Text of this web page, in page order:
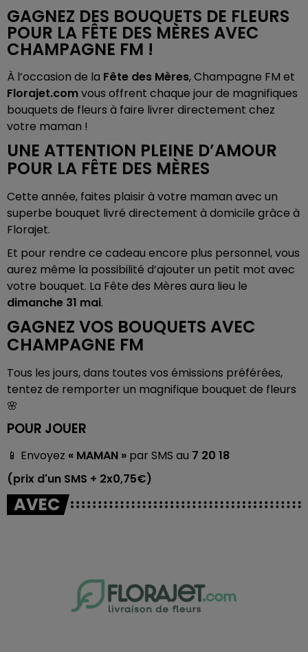
GAGNEZ DES BOUQUETS DE FLEURS
POUR LA FÊTE DES MÈRES AVEC
CHAMPAGNE FM !
À l’occasion de la Fête des Mères, Champagne FM et
Florajet.comvous offrent chaque jour de magnifiques
bouquets de fleurs à faire livrer directement chez
votre maman !
UNE ATTENTION PLEINE D’AMOUR
POUR LA FÊTE DES MÈRES
Cette année, faites plaisir à votre maman avec un
superbe bouquet livré directement à domicile grâce à
Florajet.
Et pour rendre ce cadeau encore plus personnel, vous
aurez même la possibilité d’ajouter un petit mot avec
votre bouquet. La Fête des Mères aura lieu le
dimanche 31 mai.
GAGNEZ VOS BOUQUETS AVEC
CHAMPAGNE FM
Tous les jours, dans toutes vos émissions préférées,
tentez de remporter un magnifique bouquet de fleurs
🌸
POUR JOUER
📱 Envoyez « MAMAN » par SMS au 7 20 18
(prix d'un SMS + 2x0,75€)
AVEC